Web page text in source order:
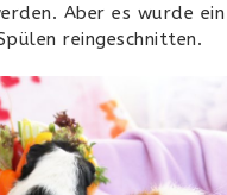
Aber es wurde
reingeschnitten.